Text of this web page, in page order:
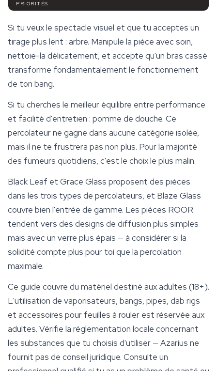
PRIORITÉS
Si tu veux le spectacle visuel et que tu acceptes un
tirage plus lent : arbre. Manipule la pièce avec soin,
nettoie-la délicatement, et accepte qu'un bras cassé
transforme fondamentalement le fonctionnement
de ton bang.
Si tu cherches le meilleur équilibre entre performance
et facilité d'entretien : pomme de douche. Ce
percolateur ne gagne dans aucune catégorie isolée,
mais il ne te frustrera pas non plus. Pour la majorité
des fumeurs quotidiens, c'est le choix le plus malin.
Black Leaf et Grace Glass proposent des pièces
dans les trois types de percolateurs, et Blaze Glass
couvre bien l'entrée de gamme. Les pièces ROOR
tendent vers des designs de diffusion plus simples
mais avec un verre plus épais — à considérer si la
solidité compte plus pour toi que la percolation
maximale.
Ce guide couvre du matériel destiné aux adultes (18+).
L'utilisation de vaporisateurs, bangs, pipes, dab rigs
et accessoires pour feuilles à rouler est réservée aux
adultes. Vérifie la réglementation locale concernant
les substances que tu choisis d'utiliser — Azarius ne
fournit pas de conseil juridique. Consulte un